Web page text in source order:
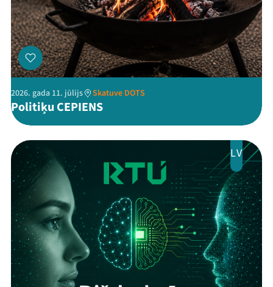
2026. gada 11. jūlijs Skatuve DOTS
Politiķu CEPIENS
LV